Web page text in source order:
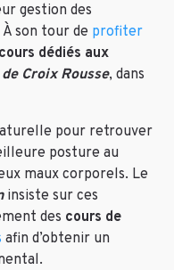
gestion des
son tour de profiter
cours dédiés aux
Croix Rousse, dans
pour retrouver
posture au
maux corporels. Le
insiste sur ces
des cours de
afin d’obtenir un